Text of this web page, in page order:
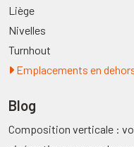
Liège
Nivelles
Turnhout
Emplacements en
Blog
Composition verticale :